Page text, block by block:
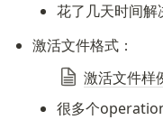
花了几天时间
激活文件格式：
激活文件样
很多个